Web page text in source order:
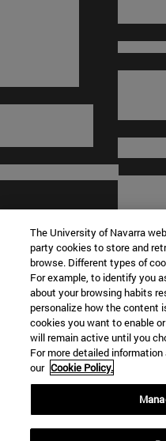
© Universidad de Navarra
Información legal
Términos y condiciones
Accesibilidad
Configuración de cookies
Localizador de campus
The University of Navarra
party cookies to store and
browse. Different types of
For example, to identify you
about your browsing habits
personalize how the content
cookies you want to enable
will remain active until you
For more detailed
our Cookie Policy.